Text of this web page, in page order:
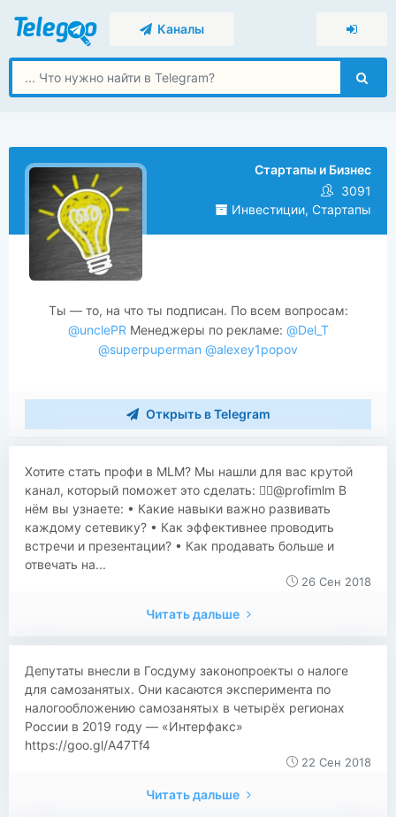
Каналы
Стартапы и Бизнес
3091
Инвестиции, Стартапы
Ты — то, на что ты подписан. По всем вопросам:
@unclePR Менеджеры по рекламе: @Del_T
@superpuperman @alexey1popov
Открыть в Telegram
Хотите стать профи в MLM? Мы нашли для вас крутой
канал, который поможет это сделать: 👉🏻@profimlm В
нём вы узнаете: • Какие навыки важно развивать
каждому сетевику? • Как эффективнее проводить
встречи и презентации? • Как продавать больше и
отвечать на...
26 Сен 2018
Читать дальше
Депутаты внесли в Госдуму законопроекты о налоге
для самозанятых. Они касаются эксперимента по
налогообложению самозанятых в четырёх регионах
России в 2019 году — «Интерфакс»
https://goo.gl/A47Tf4
22 Сен 2018
Читать дальше